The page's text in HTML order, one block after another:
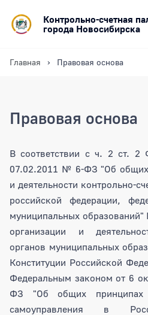
Контрольно-счетная
города Новосибирска
Главная Правовая основа
Правовая основа
В соответствии с ч. 2 ст. 2
07.02.2011 № 6-ФЗ "Об общих
и деятельности контрольно-
российской федерации,
муниципальных образований"
организации и
органов муниципальных
Конституции Российской
Федеральным законом от 6
ФЗ "Об общих принципах
самоуправления в